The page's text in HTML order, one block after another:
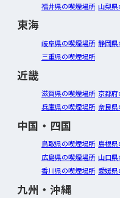
福井県の喫煙場所 山梨
東海
岐阜県の喫煙場所 静岡
三重県の喫煙場所
近畿
滋賀県の喫煙場所 京都
兵庫県の喫煙場所 奈良
中国・四国
鳥取県の喫煙場所 島根
広島県の喫煙場所 山口
香川県の喫煙場所 愛媛
九州・沖縄